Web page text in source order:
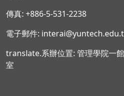
傳真: +886-5-531-2238
電子郵件:
translate.系辦位置: 管理學院一
室